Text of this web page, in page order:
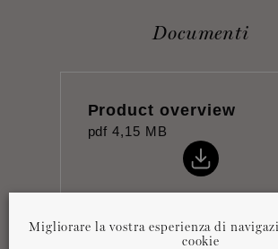
Documenti
Product overview
pdf 4,15 MB
Migliorare la vostra esperienza di
cookie